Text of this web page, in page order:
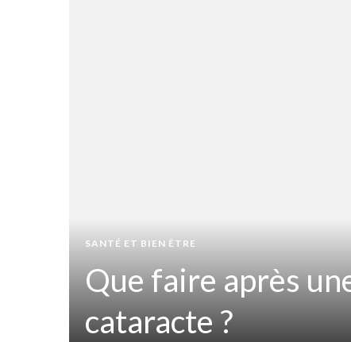
SANTÉ ET BIEN ÊTRE
Que faire après
cataracte ?